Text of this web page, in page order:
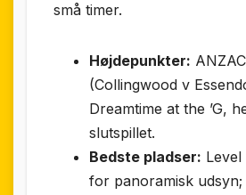
små timer.
Højdepunkter:
(Collingwood v
Dreamtime at the ’G,
slutspillet.
Bedste pladser: Level
for panoramisk udsyn;